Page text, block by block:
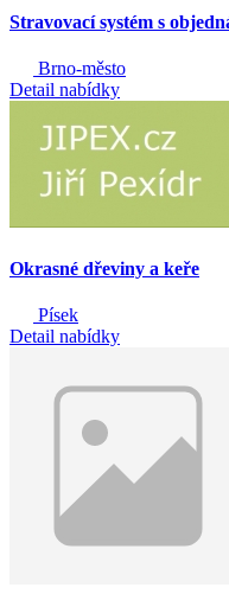
Stravovací systém s
Brno-město
Detail nabídky
Okrasné dřeviny a keře
Písek
Detail nabídky